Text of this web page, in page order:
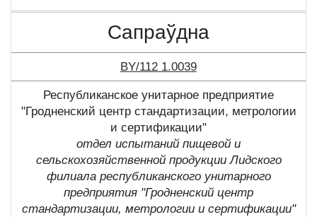
Сапраўдна
BY/112 1.0039
Республиканское унитарное предприятие
"Гродненский центр стандартизации, метрологии
и сертификации"
отдел испытаний пищевой и
сельскохозяйственной продукции Лидского
филиала республиканского унитарного
предприятия "Гродненский центр
стандартизации, метрологии и сертификации"